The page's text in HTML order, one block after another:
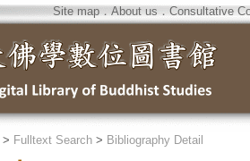
Site map．About us ． Consultative
> Fulltext Search > Bibliography Detail